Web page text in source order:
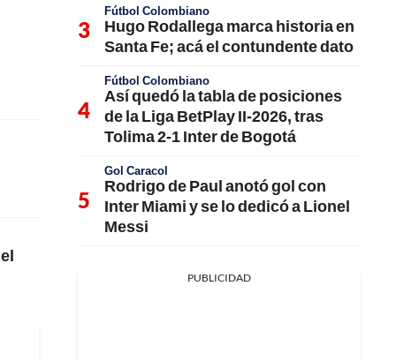
Fútbol Colombiano
Hugo Rodallega marca historia en
Santa Fe; acá el contundente dato
Fútbol Colombiano
Así quedó la tabla de posiciones
de la Liga BetPlay II-2026, tras
Tolima 2-1 Inter de Bogotá
Gol Caracol
Rodrigo de Paul anotó gol con
Inter Miami y se lo dedicó a Lionel
Messi
PUBLICIDAD